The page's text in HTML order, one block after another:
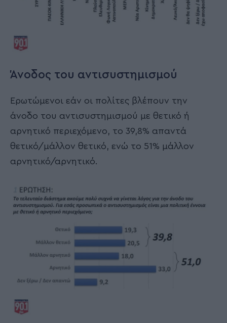
Άνοδος του αντισυστημισμού
Ερωτώμενοι εάν οι πολίτες βλέπουν την
άνοδο του αντισυστημισμού με θετικό ή
αρνητικό περιεχόμενο, το 39,8% απαντά
θετικό/μάλλον θετικό, ενώ το 51% μάλλον
αρνητικό/αρνητικό.